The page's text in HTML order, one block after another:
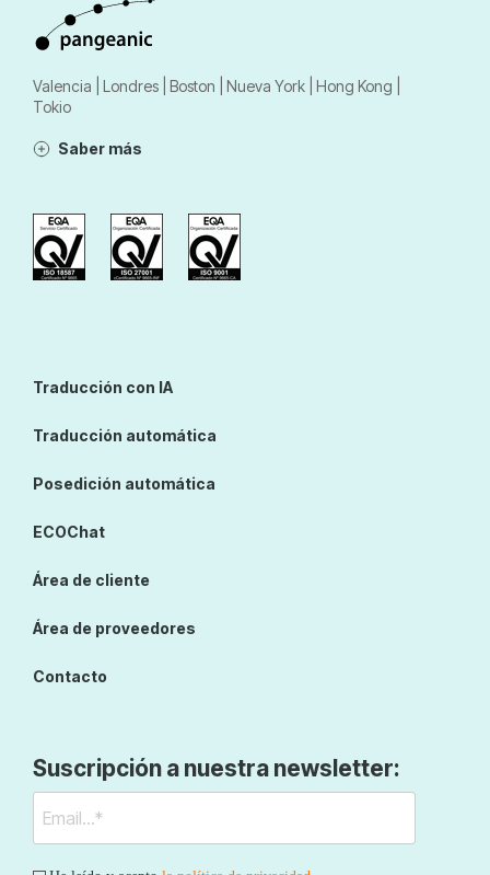
Valencia | Londres | Boston | Nueva York | Hong Kong |
Tokio
Saber más
Traducción con IA
Traducción automática
Posedición automática
ECOChat
Área de cliente
Área de proveedores
Contacto
Suscripción a nuestra newsletter: